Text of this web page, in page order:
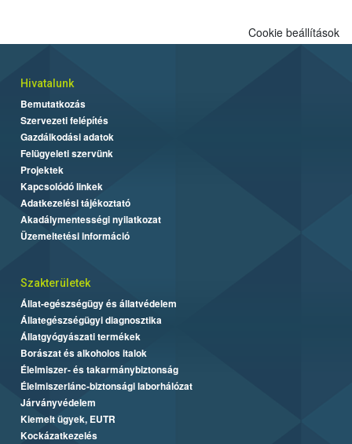
Cookie beállítások
Hivatalunk
Bemutatkozás
Szervezeti felépítés
Gazdálkodási adatok
Felügyeleti szervünk
Projektek
Kapcsolódó linkek
Adatkezelési tájékoztató
Akadálymentességi nyilatkozat
Üzemeltetési információ
Szakterületek
Állat-egészségügy és állatvédelem
Állategészségügyi diagnosztika
Állatgyógyászati termékek
Borászat és alkoholos italok
Élelmiszer- és takarmánybiztonság
Élelmiszerlánc-biztonsági laborhálózat
Járványvédelem
Kiemelt ügyek, EUTR
Kockázatkezelés